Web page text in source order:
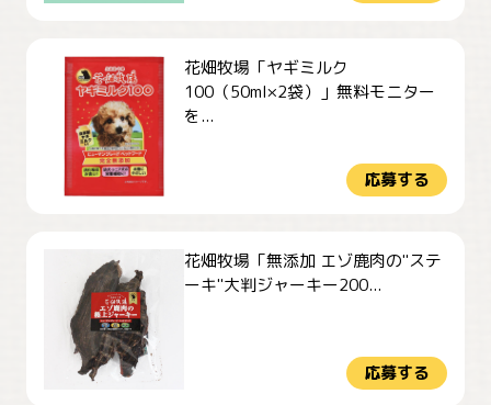
花畑牧場「ヤギミルク
100（50ml×2袋）」無料モニター
を...
応募する
花畑牧場「無添加 エゾ鹿肉の"ステ
ーキ"大判ジャーキー200...
応募する